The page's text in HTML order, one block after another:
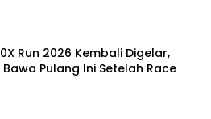
Run 2026 Kembali Digelar,
Bawa Pulang Ini Setelah Race